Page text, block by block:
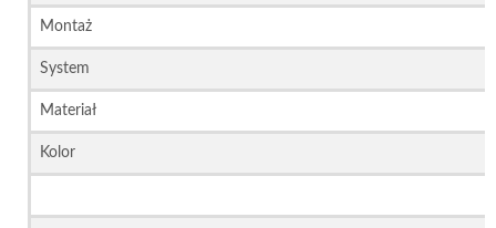
Montaż
System
Materiał
Kolor